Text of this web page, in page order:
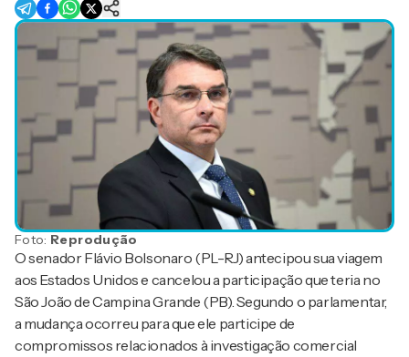
Foto: Reprodução
O senador Flávio Bolsonaro (PL-RJ) antecipou sua viagem
aos Estados Unidos e cancelou a participação que teria no
São João de Campina Grande (PB). Segundo o parlamentar,
a mudança ocorreu para que ele participe de
compromissos relacionados à investigação comercial